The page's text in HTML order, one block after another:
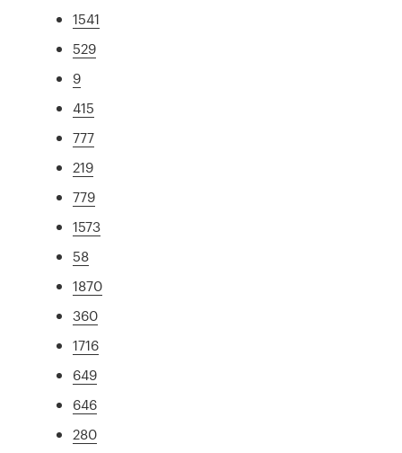
1541
529
9
415
777
219
779
1573
58
1870
360
1716
649
646
280